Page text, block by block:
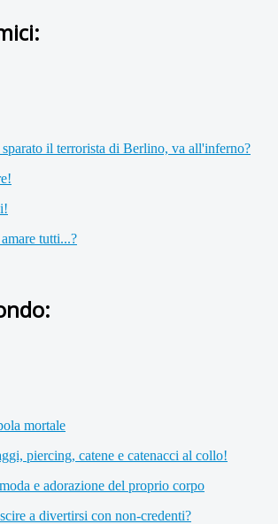
il terrorista di Berlino, va all'inferno?
tutti...?
mortale
piercing, catene e catenacci al collo!
e adorazione del proprio corpo
a divertirsi con non-credenti?